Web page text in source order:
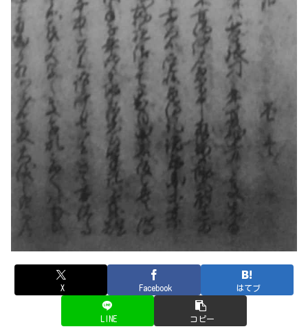
X Facebook はてブ
LINE コピー